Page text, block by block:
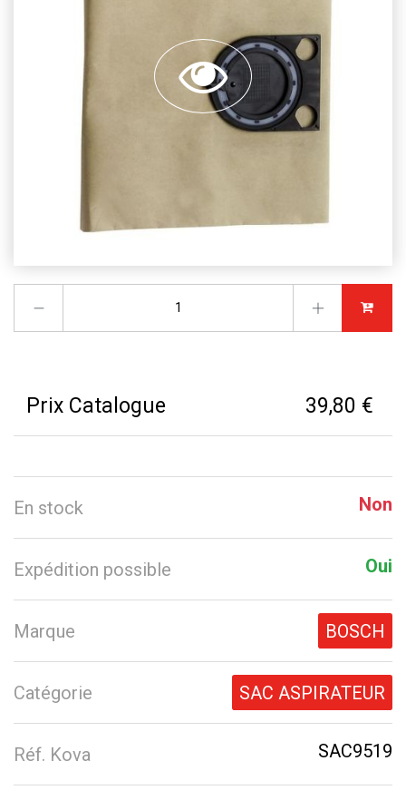
Prix Catalogue 39,80 €
En stock Non
Expédition possible Oui
Marque BOSCH
Catégorie SAC ASPIRATEUR
Réf. Kova SAC9519